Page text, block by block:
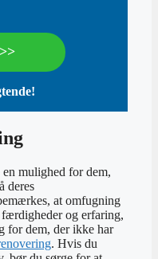
mulighed for dem,
deres
at omfugning
og erfaring,
for dem, der ikke har
. Hvis du